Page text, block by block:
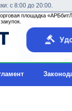
с 8:00 до 20:00.
площадка